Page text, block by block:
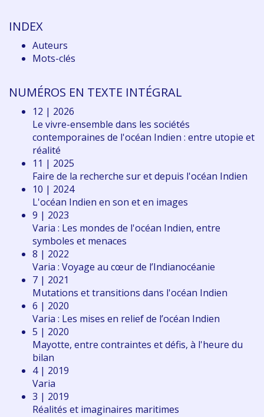
INDEX
Auteurs
Mots-clés
NUMÉROS EN TEXTE INTÉGRAL
12 | 2026
Le vivre-ensemble dans les sociétés
contemporaines de l'océan Indien : entre utopie et
réalité
11 | 2025
Faire de la recherche sur et depuis l'océan Indien
10 | 2024
L'océan Indien en son et en images
9 | 2023
Varia : Les mondes de l'océan Indien, entre
symboles et menaces
8 | 2022
Varia : Voyage au cœur de l’Indianocéanie
7 | 2021
Mutations et transitions dans l'océan Indien
6 | 2020
Varia : Les mises en relief de l’océan Indien
5 | 2020
Mayotte, entre contraintes et défis, à l'heure du
bilan
4 | 2019
Varia
3 | 2019
Réalités et imaginaires maritimes